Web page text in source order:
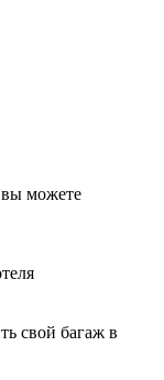
можете
свой багаж в